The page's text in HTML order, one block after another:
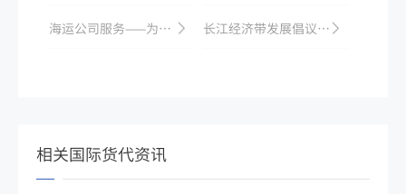
海运公司服务——为全球贸易带来更多机会 长江经济带发展倡议带动中国内河航运全面提升
相关国际货代资讯